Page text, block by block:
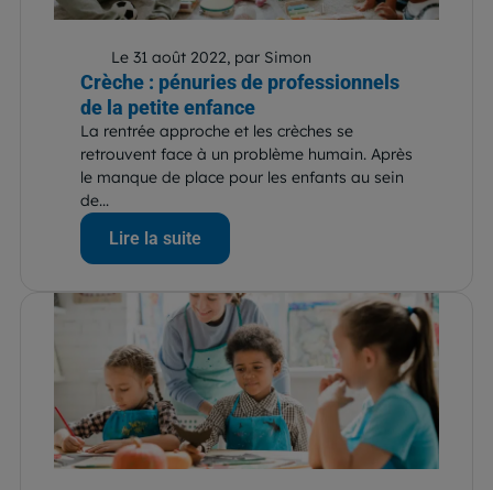
Le 31 août 2022, par Simon
Crèche : pénuries de professionnels
de la petite enfance
La rentrée approche et les crèches se
retrouvent face à un problème humain. Après
le manque de place pour les enfants au sein
de...
Lire la suite